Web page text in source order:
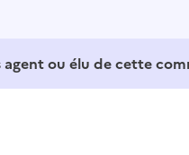
agent ou élu de cette